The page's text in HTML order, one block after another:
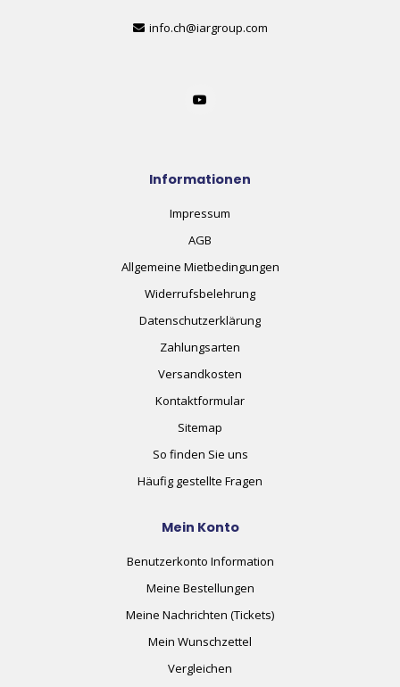
info.ch@iargroup.com
Informationen
Impressum
AGB
Allgemeine Mietbedingungen
Widerrufsbelehrung
Datenschutzerklärung
Zahlungsarten
Versandkosten
Kontaktformular
Sitemap
So finden Sie uns
Häufig gestellte Fragen
Mein Konto
Benutzerkonto Information
Meine Bestellungen
Meine Nachrichten (Tickets)
Mein Wunschzettel
Vergleichen